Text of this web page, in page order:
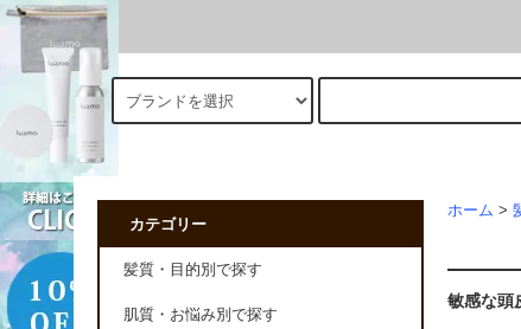
ホーム >
敏感な頭
カテゴリー
髪質・目的別で探す
肌質・お悩み別で探す